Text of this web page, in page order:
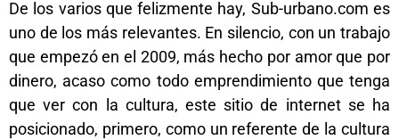
De los varios que felizmente hay, Sub-urbano.com es
uno de los más relevantes. En silencio, con un trabajo
que empezó en el 2009, más hecho por amor que por
dinero, acaso como todo emprendimiento que tenga
que ver con la cultura, este sitio de internet se ha
posicionado, primero, como un referente de la cultura